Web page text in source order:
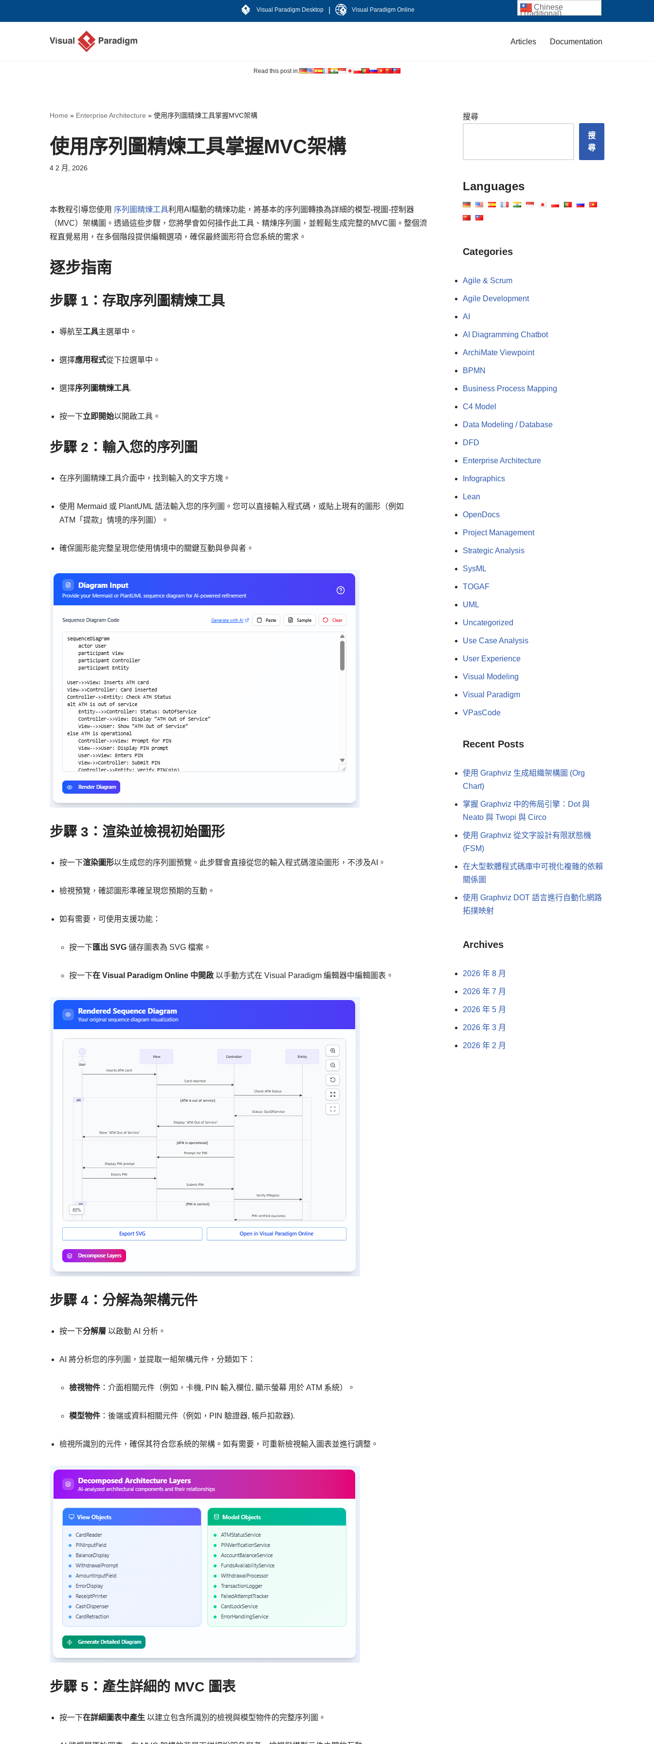
Visual Paradigm Desktop Visual Paradigm Online
Articles Documentation
Read this post in:
Home » Enterprise Architecture » 使用序列圖精煉工具掌握MVC架構
使用序列圖精煉工具掌握MVC架構
4 2 月, 2026
本教程引導您使用 序列圖精煉工具利用AI驅動的精煉功能，將基本的序列圖轉換為詳細的模型-視圖-控制器
（MVC）架構圖。透過這些步驟，您將學會如何操作此工具、精煉序列圖，並輕鬆生成完整的MVC圖。整個流
程直覺易用，在多個階段提供編輯選項，確保最終圖形符合您系統的需求。
逐步指南
步驟 1：存取序列圖精煉工具
導航至工具主選單中。
選擇應用程式從下拉選單中。
選擇序列圖精煉工具.
按一下立即開始以開啟工具。
步驟 2：輸入您的序列圖
在序列圖精煉工具介面中，找到輸入的文字方塊。
使用 Mermaid 或 PlantUML 語法輸入您的序列圖。您可以直接輸入程式碼，或貼上現有的圖形（例如
ATM「提款」情境的序列圖）。
確保圖形能完整呈現您使用情境中的關鍵互動與參與者。
步驟 3：渲染並檢視初始圖形
按一下渲染圖形以生成您的序列圖預覽。此步驟會直接從您的輸入程式碼渲染圖形，不涉及AI。
檢視預覽，確認圖形準確呈現您預期的互動。
如有需要，可使用支援功能：
按一下匯出 SVG 儲存圖表為 SVG 檔案。
按一下在 Visual Paradigm Online 中開啟 以手動方式在 Visual Paradigm 編輯器中編輯圖表。
步驟 4：分解為架構元件
按一下分解層 以啟動 AI 分析。
AI 將分析您的序列圖，並提取一組架構元件，分類如下：
檢視物件 ：介面相關元件（例如， 卡機, PIN 輸入欄位, 顯示螢幕 用於 ATM 系統）。
模型物件 ：後端或資料相關元件（例如， PIN 驗證器, 帳戶扣款器).
檢視所識別的元件，確保其符合您系統的架構。如有需要，可重新檢視輸入圖表並進行調整。
步驟 5：產生詳細的 MVC 圖表
按一下在詳細圖表中產生 以建立包含所識別的檢視與模型物件的完整序列圖。
搜尋
搜
尋
Languages
Categories
Agile & Scrum
Agile Development
AI
AI Diagramming Chatbot
ArchiMate Viewpoint
BPMN
Business Process Mapping
C4 Model
Data Modeling / Database
DFD
Enterprise Architecture
Infographics
Lean
OpenDocs
Project Management
Strategic Analysis
SysML
TOGAF
UML
Uncategorized
Use Case Analysis
User Experience
Visual Modeling
Visual Paradigm
VPasCode
Recent Posts
使用 Graphviz 生成組織架構圖 (Org
Chart)
掌握 Graphviz 中的佈局引擎：Dot 與
Neato 與 Twopi 與 Circo
使用 Graphviz 從文字設計有限狀態機
(FSM)
在大型軟體程式碼庫中可視化複雜的依賴
關係圖
使用 Graphviz DOT 語言進行自動化網路
拓撲映射
Archives
2026 年 8 月
2026 年 7 月
2026 年 5 月
2026 年 3 月
2026 年 2 月
Chinese
(Traditional)